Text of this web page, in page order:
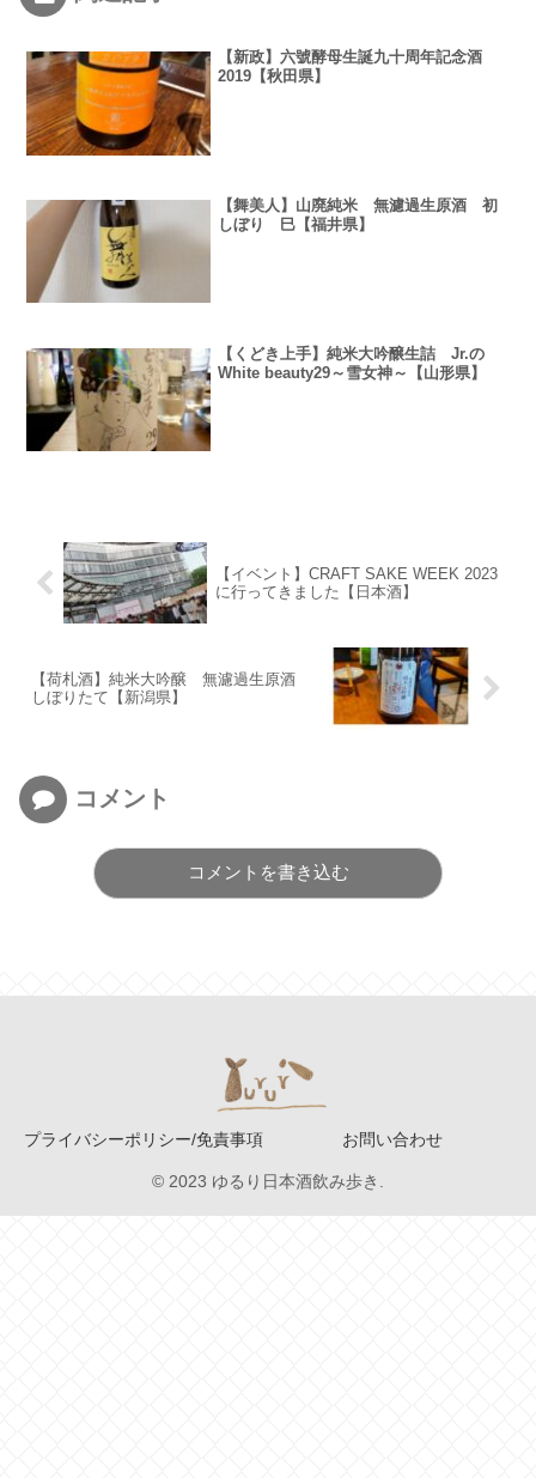
【新政】六號酵母生誕九十周年記念酒
2019【秋田県】
【舞美人】山廃純米 無濾過生原酒 初
しぼり 巳【福井県】
【くどき上手】純米大吟醸生詰 Jr.の
White beauty29～雪女神～【山形県】
【イベント】CRAFT SAKE WEEK 2023
に行ってきました【日本酒】
【荷札酒】純米大吟醸 無濾過生原酒
しぼりたて【新潟県】
コメント
コメントを書き込む
プライバシーポリシー/免責事項 お問い合わせ
© 2023 ゆるり日本酒飲み歩き.